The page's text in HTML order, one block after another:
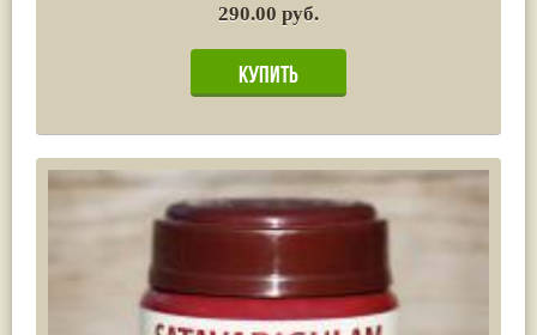
290.00 руб.